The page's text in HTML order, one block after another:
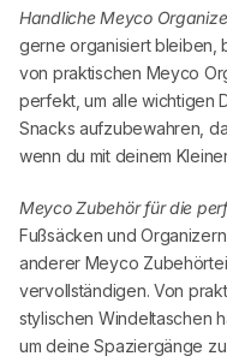
HandlicheMeyco
gerne organisiert bleiben,
von praktischen Meyco
perfekt, um alle wichtigen
Snacks aufzubewahren,
wenn du mit deinem
MeycoZubehör für die
Fußsäcken und
anderer Meyco
vervollständigen. Von
stylischen Windeltaschen
um deine Spaziergänge